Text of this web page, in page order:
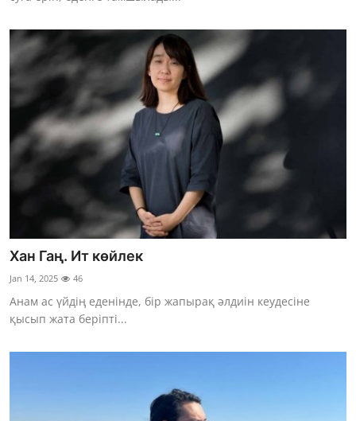
Хан Гаң. Ит көйлек
Jan 14, 2025 46
Анам ас үйдің еденінде, бір жапырақ әлдиін кеудесіне
қысып жата беріпті...